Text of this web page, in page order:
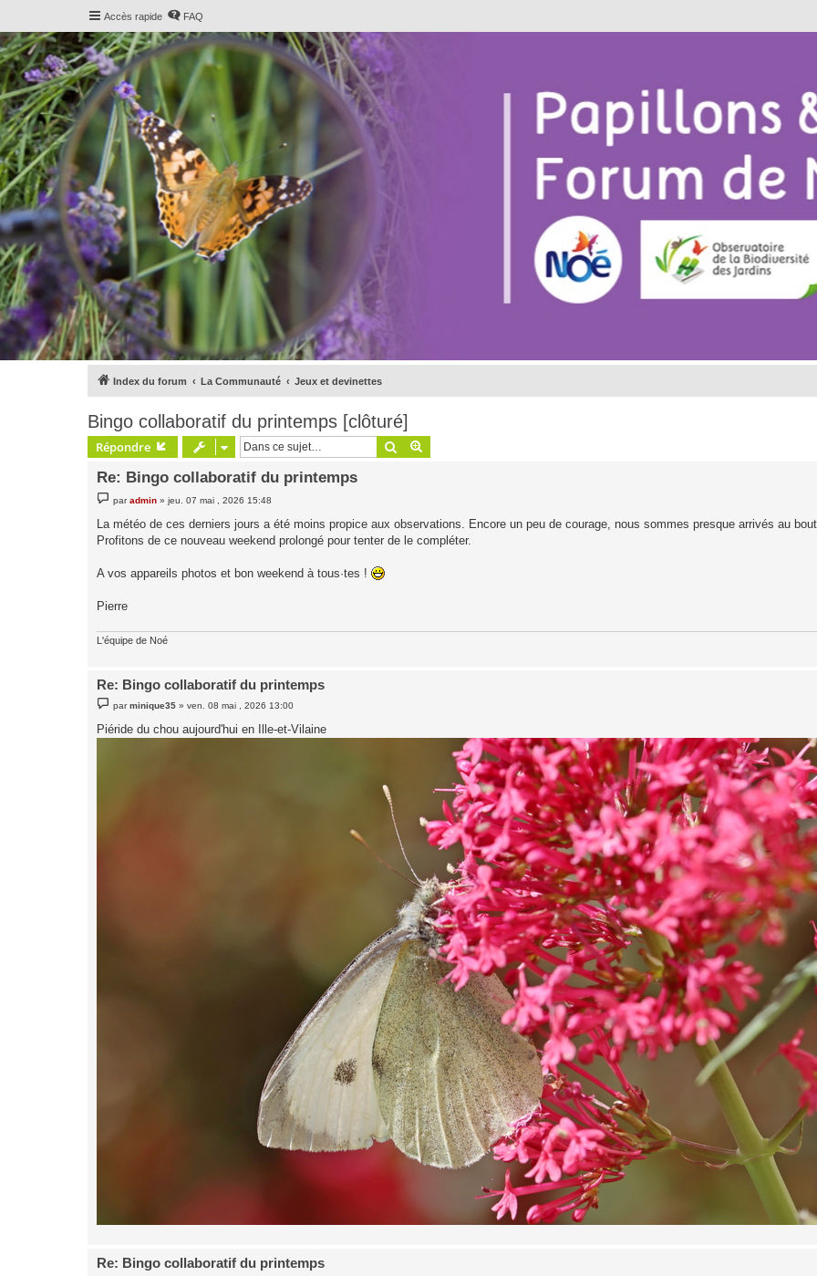
Accès rapide FAQ
Index du forum La Communauté Jeux et devinettes
Bingo collaboratif du printemps [clôturé]
Répondre Rechercher
Re: Bingo collaboratif du printemps
e
s
a
paradmin »jeu. 07 mai , 2026 15:48
La météo de ces derniers jours a été moins propice aux observations. Encore un peu de courage, nous sommes presque arrivés au
Profitons de ce nouveau weekend prolongé pour tenter de le compléter.
A vos appareils photos et bon weekend à tous·tes !
Pierre
L'équipe de Noé
Re: Bingo collaboratif du printemps
e
s
s
parminique35 »ven. 08 mai , 2026 13:00
Piéride du chou aujourd'hui en Ille-et-Vilaine
Re: Bingo collaboratif du printemps